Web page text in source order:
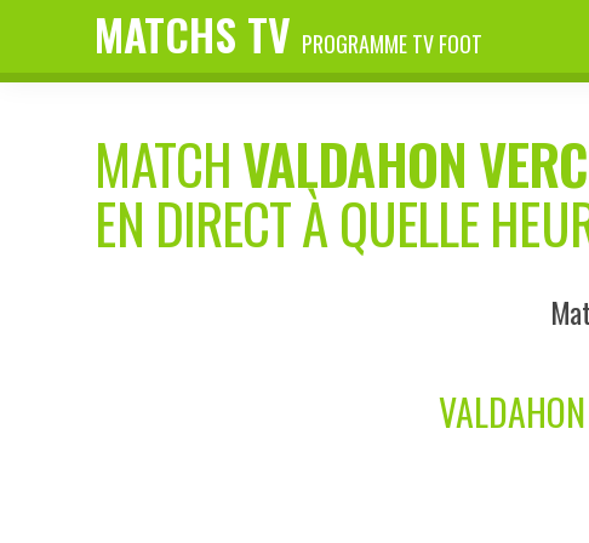
MATCHS TV PROGRAMME TV FOOT
MATCHVALDAHON
EN DIRECT À QUELLE